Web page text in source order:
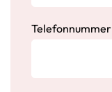
Telefonnummer